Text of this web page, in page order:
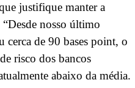
justifique manter a
“Desde nosso último
cerca de 90 bases point, o
risco dos bancos
abaixo da média.